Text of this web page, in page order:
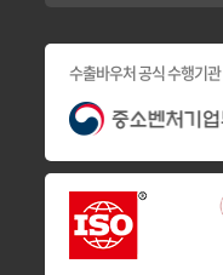
수출바우처 공식 수행기관